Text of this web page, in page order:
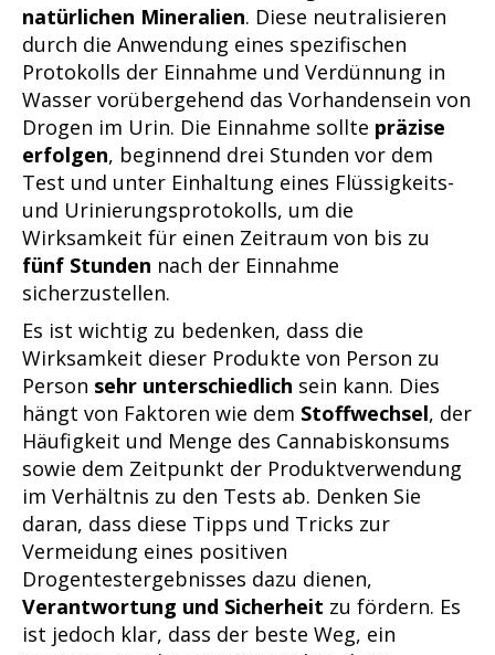
natürlichen Mineralien. Diese neutralisieren
durch die Anwendung eines spezifischen
Protokolls der Einnahme und Verdünnung in
Wasser vorübergehend das Vorhandensein von
Drogen im Urin. Die Einnahme sollte präzise
erfolgen, beginnend drei Stunden vor dem
Test und unter Einhaltung eines Flüssigkeits-
und Urinierungsprotokolls, um die
Wirksamkeit für einen Zeitraum von bis zu
fünf Stunden nach der Einnahme
sicherzustellen.
Es ist wichtig zu bedenken, dass die
Wirksamkeit dieser Produkte von Person zu
Person sehr unterschiedlich sein kann. Dies
hängt von Faktoren wie dem Stoffwechsel, der
Häufigkeit und Menge des Cannabiskonsums
sowie dem Zeitpunkt der Produktverwendung
im Verhältnis zu den Tests ab. Denken Sie
daran, dass diese Tipps und Tricks zur
Vermeidung eines positiven
Drogentestergebnisses dazu dienen,
Verantwortung und Sicherheit zu fördern. Es
ist jedoch klar, dass der beste Weg, ein